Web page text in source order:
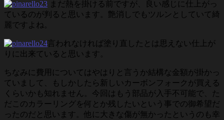
まだ熱を掛ける前ですが、良い感じに仕上がっ
ているのが判ると思います。艶消しでもツルンとしていて綺
麗ですよね。
言われなければ塗り直したとは思えない仕上が
りに出来ていると思います。
ちなみに費用についてはやはりと言うか結構な金額が掛かっ
ていまして、もしかしたら新しいカーボンフォークが買える
くらいかも知れません。今回はもう部品が入手不可能で、た
だこのカラーリングを何とか残したいという事での御希望だ
ったのだと思います。他に大きな傷が無かったというのも幸